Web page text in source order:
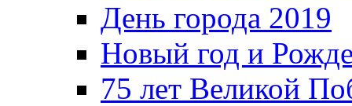
День города 2019
Новый год и
75 лет Великой